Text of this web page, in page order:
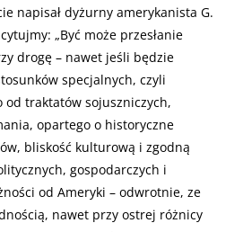
napisał dyżurny amerykanista G.
„Być może przesłanie
drogę – nawet jeśli będzie
specjalnych, czyli
od traktatów sojuszniczych,
opartego o historyczne
bliskość kulturową i zgodną
gospodarczych i
od Ameryki – odwrotnie, ze
nawet przy ostrej różnicy